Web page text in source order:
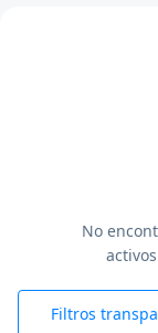
No
Filtros